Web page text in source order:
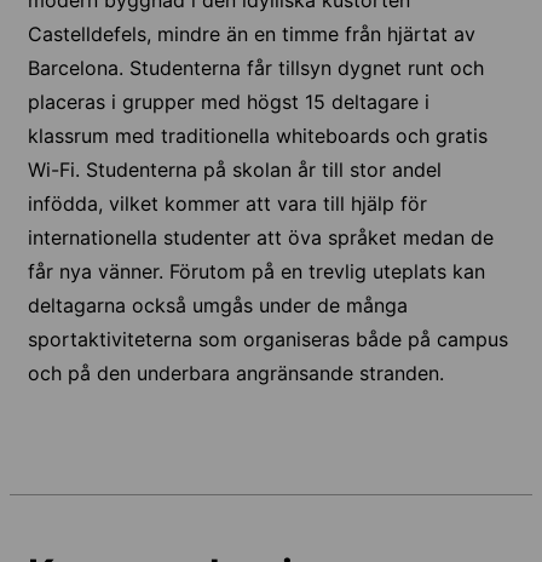
Castelldefels, mindre än en timme från hjärtat av
Barcelona. Studenterna får tillsyn dygnet runt och
placeras i grupper med högst 15 deltagare i
klassrum med traditionella whiteboards och gratis
Wi-Fi. Studenterna på skolan år till stor andel
infödda, vilket kommer att vara till hjälp för
internationella studenter att öva språket medan de
får nya vänner. Förutom på en trevlig uteplats kan
deltagarna också umgås under de många
sportaktiviteterna som organiseras både på campus
och på den underbara angränsande stranden.